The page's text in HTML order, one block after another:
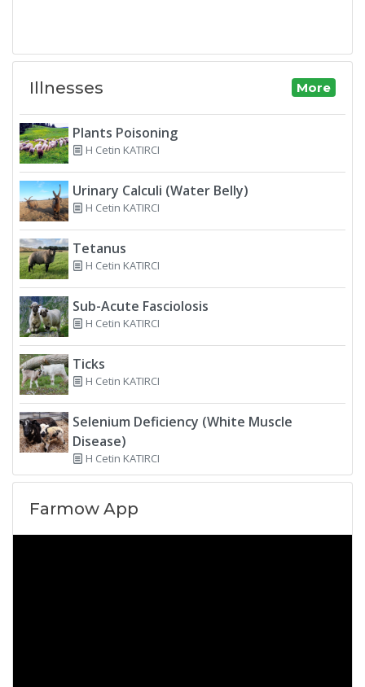
Illnesses More
Plants Poisoning
H Cetin KATIRCI
Urinary Calculi (Water Belly)
H Cetin KATIRCI
Tetanus
H Cetin KATIRCI
Sub-Acute Fasciolosis
H Cetin KATIRCI
Ticks
H Cetin KATIRCI
Selenium Deficiency (White Muscle
Disease)
H Cetin KATIRCI
Farmow App